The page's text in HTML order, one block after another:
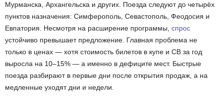
Мурманска, Архангельска и других. Поезда следуют до четырёх
пунктов назначения: Симферополь, Севастополь, Феодосия и
Евпатория. Несмотря на расширение программы, спрос
устойчиво превышает предложение. Главная проблема не
только в ценах — хотя стоимость билетов в купе и СВ за год
выросла на 10–15% — а именно в дефиците мест. Быстрые
поезда разбирают в первые дни после открытия продаж, а на
медленные уходят дни и недели.